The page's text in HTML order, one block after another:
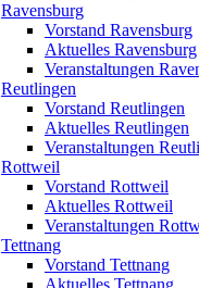
Ravensburg
Vorstand Ravensburg
Aktuelles Ravensburg
Veranstaltungen
Reutlingen
Vorstand Reutlingen
Aktuelles Reutlingen
Veranstaltungen
Rottweil
Vorstand Rottweil
Aktuelles Rottweil
Veranstaltungen
Tettnang
Vorstand Tettnang
Aktuelles Tettnang